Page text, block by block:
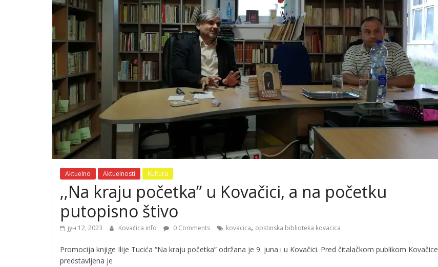
Aktuelno Aktuelnosti Kultura
‚‚Na kraju početka” u Kovačici, a na početku
putopisno štivo
јун 12, 2023 Kovačica info 0 Comments kovacica, opstinska biblioteka kovacica
Promocija knjige Ilije Tucića “Na kraju početka” održana je 9. juna i u Kovačici. Pred čitalačkom publikom Kovačice
predstavljena je